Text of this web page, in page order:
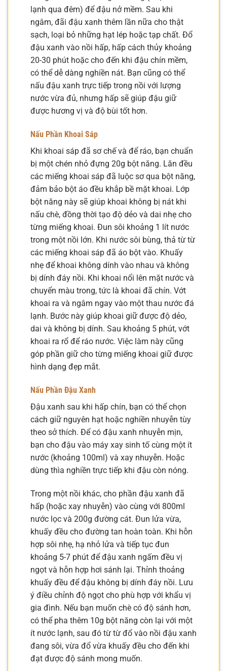
lạnh qua đêm) để đậu nở mềm. Sau khi
ngâm, đãi đậu xanh thêm lần nữa cho thật
sạch, loại bỏ những hạt lép hoặc tạp chất. Đổ
đậu xanh vào nồi hấp, hấp cách thủy khoảng
20-30 phút hoặc cho đến khi đậu chín mềm,
có thể dễ dàng nghiền nát. Bạn cũng có thể
nấu đậu xanh trực tiếp trong nồi với lượng
nước vừa đủ, nhưng hấp sẽ giúp đậu giữ
được hương vị và độ bùi tốt hơn.
Nấu Phần Khoai Sáp
Khi khoai sáp đã sơ chế và để ráo, bạn chuẩn
bị một chén nhỏ đựng 20g bột năng. Lăn đều
các miếng khoai sáp đã luộc sơ qua bột năng,
đảm bảo bột áo đều khắp bề mặt khoai. Lớp
bột năng này sẽ giúp khoai không bị nát khi
nấu chè, đồng thời tạo độ dẻo và dai nhẹ cho
từng miếng khoai. Đun sôi khoảng 1 lít nước
trong một nồi lớn. Khi nước sôi bùng, thả từ từ
các miếng khoai sáp đã áo bột vào. Khuấy
nhẹ để khoai không dính vào nhau và không
bị dính đáy nồi. Khi khoai nổi lên mặt nước và
chuyển màu trong, tức là khoai đã chín. Vớt
khoai ra và ngâm ngay vào một thau nước đá
lạnh. Bước này giúp khoai giữ được độ dẻo,
dai và không bị dính. Sau khoảng 5 phút, vớt
khoai ra rổ để ráo nước. Việc làm này cũng
góp phần giữ cho từng miếng khoai giữ được
hình dạng đẹp mắt.
Nấu Phần Đậu Xanh
Đậu xanh sau khi hấp chín, bạn có thể chọn
cách giữ nguyên hạt hoặc nghiền nhuyễn tùy
theo sở thích. Để có đậu xanh nhuyễn mịn,
bạn cho đậu vào máy xay sinh tố cùng một ít
nước (khoảng 100ml) và xay nhuyễn. Hoặc
dùng thìa nghiền trực tiếp khi đậu còn nóng.
Trong một nồi khác, cho phần đậu xanh đã
hấp (hoặc xay nhuyễn) vào cùng với 800ml
nước lọc và 200g đường cát. Đun lửa vừa,
khuấy đều cho đường tan hoàn toàn. Khi hỗn
hợp sôi nhẹ, hạ nhỏ lửa và tiếp tục đun
khoảng 5-7 phút để đậu xanh ngấm đều vị
ngọt và hỗn hợp hơi sánh lại. Thỉnh thoảng
khuấy đều để đậu không bị dính đáy nồi. Lưu
ý điều chỉnh độ ngọt cho phù hợp với khẩu vị
gia đình. Nếu bạn muốn chè có độ sánh hơn,
có thể pha thêm 10g bột năng còn lại với một
ít nước lạnh, sau đó từ từ đổ vào nồi đậu xanh
đang sôi, vừa đổ vừa khuấy đều cho đến khi
đạt được độ sánh mong muốn.